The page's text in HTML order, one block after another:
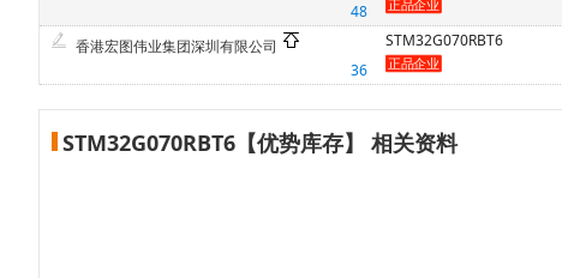
48
香港宏图伟业集团深圳有限公司
36
STM32G070RBT6
STM32G070RBT6【优势库存】 相关资料